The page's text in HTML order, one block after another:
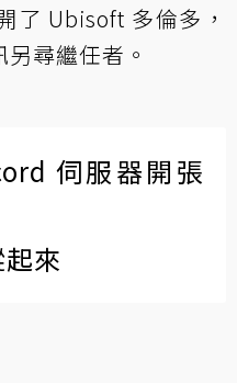
了 Ubisoft 多倫多，
尋繼任者。
伺服器開張
來